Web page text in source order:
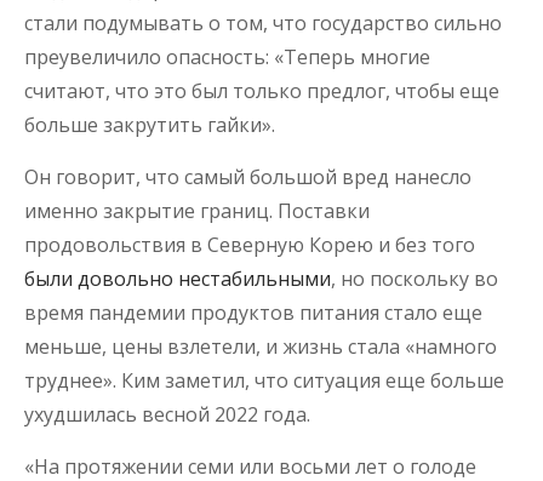
стали подумывать о том, что государство сильно
преувеличило опасность: «Теперь многие
считают, что это был только предлог, чтобы еще
больше закрутить гайки».
Он говорит, что самый большой вред нанесло
именно закрытие границ. Поставки
продовольствия в Северную Корею и без того
были довольно нестабильными, но поскольку во
время пандемии продуктов питания стало еще
меньше, цены взлетели, и жизнь стала «намного
труднее». Ким заметил, что ситуация еще больше
ухудшилась весной 2022 года.
«На протяжении семи или восьми лет о голоде